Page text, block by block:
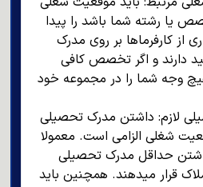
یا رشته شما باشد را پیدا
از کارفرماها بر روی مدرک
دارند و اگر تخصص کافی
وجه شما را در مجموعه خود
لازم: داشتن مدرک تحصیلی
شغلی الزامی است‌. معمولا
حداقل مدرک تحصیلی
قرار میدهند‌. همچنین باید